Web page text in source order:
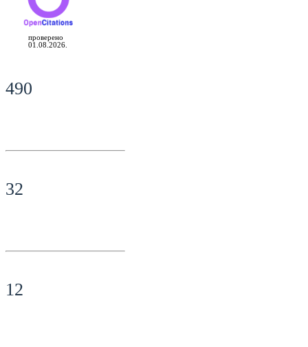
проверено
01.08.2026.
490
32
12